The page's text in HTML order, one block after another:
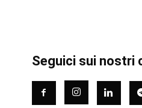
Seguici sui nostri